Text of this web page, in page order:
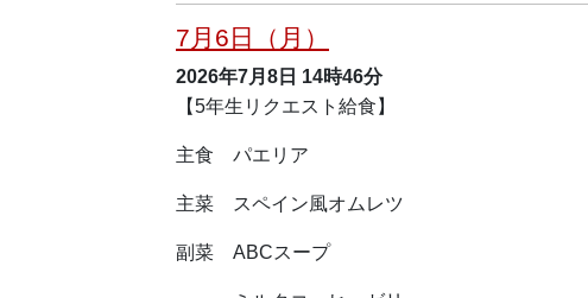
7月6日（月）
2026年7月8日 14時46分
【5年生リクエスト給食】
主食 パエリア
主菜 スペイン風オムレツ
副菜 ABCスープ